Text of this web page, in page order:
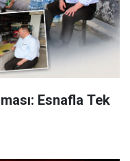
Esnafla Tek